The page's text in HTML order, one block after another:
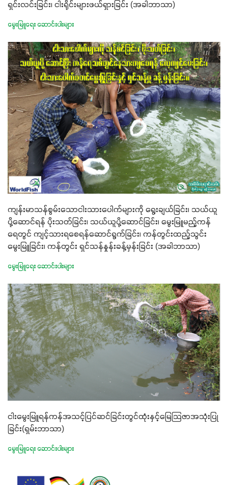
ရှင်းလင်းခြင်း၊ ငါးရိုင်းများဖယ်ရှားခြင်း (အခါဘာသာ)
မွေးမြူရေး ဆောင်းပါးများ
ကျန်းမာသန်စွမ်းသောငါးသားပေါက်များကို ရွေးချယ်ခြင်း၊ သယ်ယူ
ပို့ဆောင်ရန် ပိုးသတ်ခြင်း၊ သယ်ယူပို့ဆောင်ခြင်း၊ မွေးမြူမည့်ကန်
ရေတွင် ကျင့်သားရစေရန်ဆောင်ရွက်ခြင်း၊ ကန်တွင်းထည့်သွင်း
မွေးမြူခြင်း၊ ကန်တွင်း ရှင်သန်နှုန်းခန့်မှန်းခြင်း (အခါဘာသာ)
မွေးမြူရေး ဆောင်းပါးများ
ငါးမွေးမြူရန်ကန်အသင့်ပြင်ဆင်ခြင်းတွင်ထုံးနှင့်မြေသြဇာအသုံးပြု
ခြင်း(ရှမ်းဘာသာ)
မွေးမြူရေး ဆောင်းပါးများ